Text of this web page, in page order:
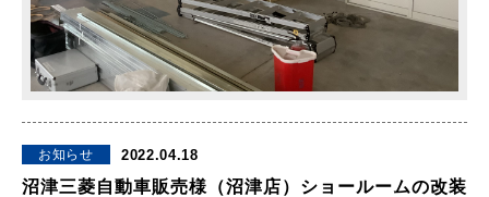
お知らせ 2022.04.18
沼津三菱自動車販売様（沼津店）ショールームの改装